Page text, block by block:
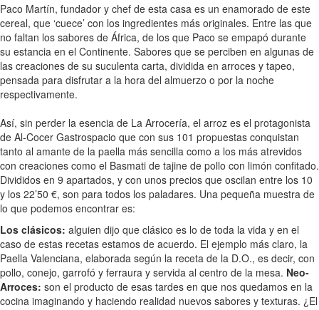
Paco Martín, fundador y chef de esta casa es un enamorado de este
cereal, que ‘cuece’ con los ingredientes más originales. Entre las que
no faltan los sabores de África, de los que Paco se empapó durante
su estancia en el Continente. Sabores que se perciben en algunas de
las creaciones de su suculenta carta, dividida en arroces y tapeo,
pensada para disfrutar a la hora del almuerzo o por la noche
respectivamente.
Así, sin perder la esencia de La Arrocería, el arroz es el protagonista
de Al-Cocer Gastrospacio que con sus 101 propuestas conquistan
tanto al amante de la paella más sencilla como a los más atrevidos
con creaciones como el Basmati de tajine de pollo con limón confitado.
Divididos en 9 apartados, y con unos precios que oscilan entre los 10
y los 22’50 €, son para todos los paladares. Una pequeña muestra de
lo que podemos encontrar es:
Los clásicos: alguien dijo que clásico es lo de toda la vida y en el
caso de estas recetas estamos de acuerdo. El ejemplo más claro, la
Paella Valenciana, elaborada según la receta de la D.O., es decir, con
pollo, conejo, garrofó y ferraura y servida al centro de la mesa. Neo-
Arroces: son el producto de esas tardes en que nos quedamos en la
cocina imaginando y haciendo realidad nuevos sabores y texturas. ¿El